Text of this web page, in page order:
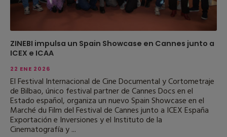
ZINEBI impulsa un Spain Showcase en Cannes junto a
ICEX e ICAA
22 ENE 2026
El Festival Internacional de Cine Documental y Cortometraje
de Bilbao, único festival partner de Cannes Docs en el
Estado español, organiza un nuevo Spain Showcase en el
Marché du Film del Festival de Cannes junto a ICEX España
Exportación e Inversiones y el Instituto de la
Cinematografía y ...